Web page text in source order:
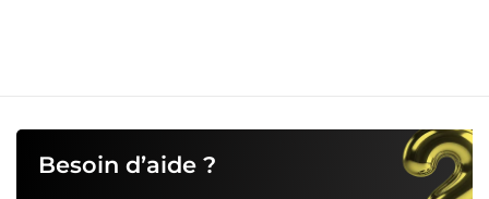
Besoin d’aide ?